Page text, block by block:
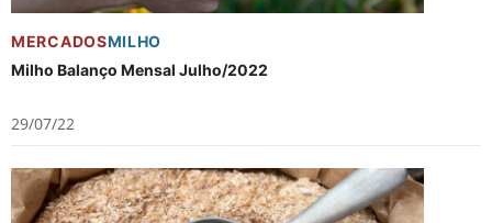
MERCADOSMILHO
Milho Balanço Mensal Julho/2022
29/07/22